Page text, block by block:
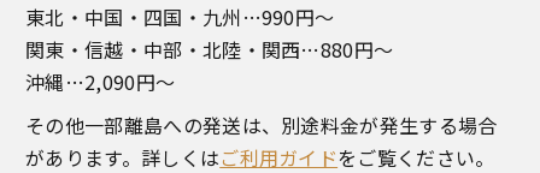
東北・中国・四国・九州…990円～
関東・信越・中部・北陸・関西…880円～
沖縄…2,090円～
その他一部離島への発送は、別途料金が発生する場合
があります。詳しくはご利用ガイドをご覧ください。